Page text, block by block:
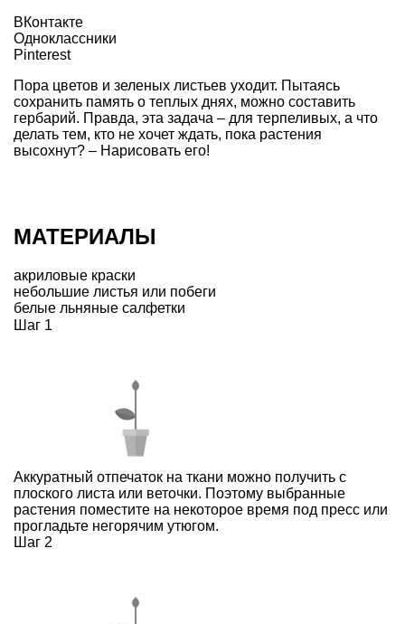
ВКонтакте
Одноклассники
Pinterest
Пора цветов и зеленых листьев уходит. Пытаясь
сохранить память о теплых днях, можно составить
гербарий. Правда, эта задача – для терпеливых, а что
делать тем, кто не хочет ждать, пока растения
высохнут? – Нарисовать его!
МАТЕРИАЛЫ
акриловые краски
небольшие листья или побеги
белые льняные салфетки
Шаг 1
Аккуратный отпечаток на ткани можно получить с
плоского листа или веточки. Поэтому выбранные
растения поместите на некоторое время под пресс или
прогладьте негорячим утюгом.
Шаг 2